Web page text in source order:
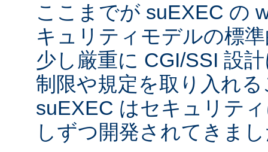
ここまでが suEXEC の
キュリティモデルの標
少し厳重に CGI/SSI 設
制限や規定を取り入れ
suEXEC はセキュリテ
しずつ開発されてきま